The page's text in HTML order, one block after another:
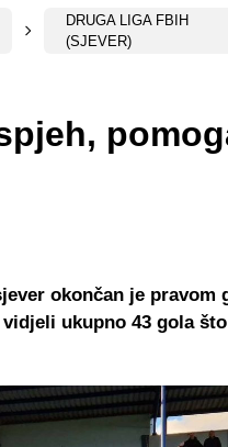
DRUGA LIGA FBIH
(SJEVER)
okončan je pravom
ukupno 43 gola